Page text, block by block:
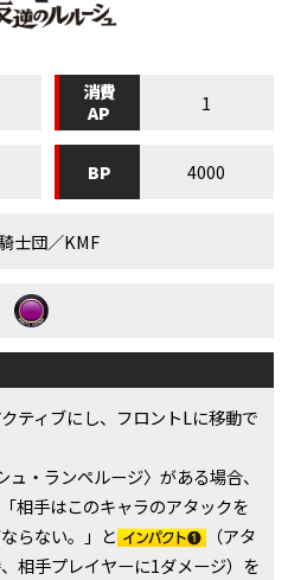
消費
AP
1
BP 4000
士団／KMF
ティブにし、フロントLに移動で
・ランペルージ〉がある場合、
相手はこのキャラのアタックを
らない。」と
（アタ
相手プレイヤーに1ダメージ）を